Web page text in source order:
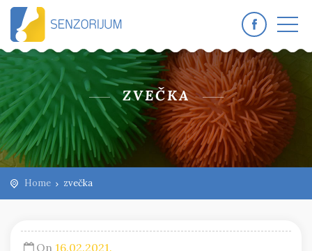
ZVEČKA
Home zvečka
On 16.02.2021.